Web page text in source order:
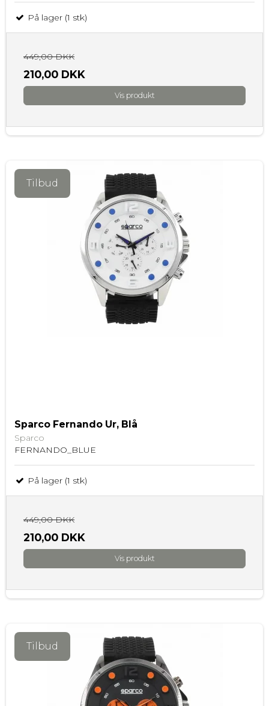
På lager (1 stk)
449,00 DKK
210,00 DKK
Vis produkt
Tilbud
Sparco Fernando Ur, Blå
Sparco
FERNANDO_BLUE
På lager (1 stk)
449,00 DKK
210,00 DKK
Vis produkt
Tilbud